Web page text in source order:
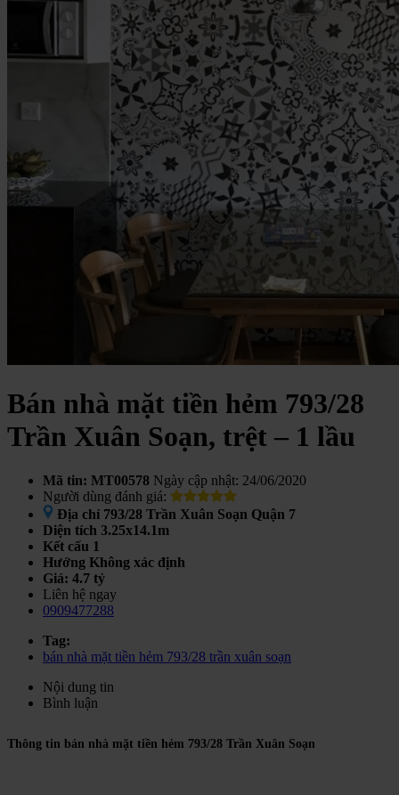
Bán nhà mặt tiền hẻm 793/28
Trần Xuân Soạn, trệt – 1 lầu
Mã tin: MT00578 Ngày cập nhật: 24/06/2020
Người dùng đánh giá:
Địa chỉ 793/28 Trần Xuân Soạn Quận 7
Diện tích 3.25x14.1m
Kết cấu 1
Hướng Không xác định
Giá: 4.7 tỷ
Liên hệ ngay
0909477288
Tag:
bán nhà mặt tiền hẻm 793/28 trần xuân soạn
Nội dung tin
Bình luận
Thông tin bán nhà mặt tiền hẻm 793/28 Trần Xuân Soạn